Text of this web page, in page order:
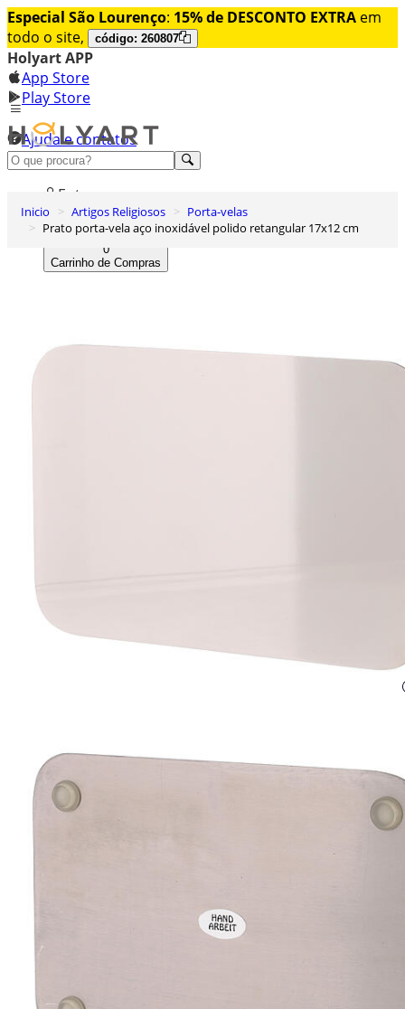
Especial São Lourenço: 15% de DESCONTO EXTRA em
todo o site,
código: 260807
Holyart APP
App Store
Play Store
Ajuda e contatos
Conheça premium
Entrar
Lista de Desejos
0
Carrinho de Compras
Inicio Artigos Religiosos
Porta-velas
Prato porta-vela aço inoxidável polido retangular 17x12 cm